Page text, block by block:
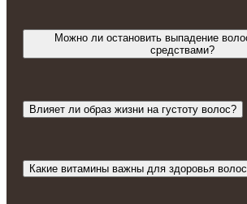
Можно ли остановить выпадение
средствами?
Влияет ли образ жизни на густоту волос?
Какие витамины важны для здоровья